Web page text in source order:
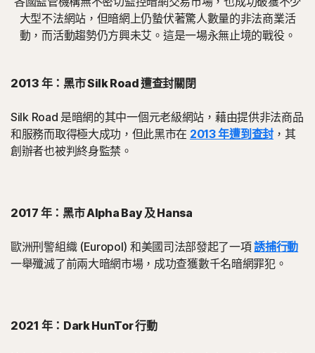
大型不法網站，但暗網上仍蟄伏著驚人數量的非法商業活
動，而活動趨勢仍方興未艾。這是一場永無止境的戰役。
2013 年：黑市 Silk Road 遭查封關閉
Silk Road 是暗網的其中一個元老級網站，藉由提供非法商品
和服務而取得極大成功，但此黑市在 2013 年遭到查封，其
創辦者也被判終身監禁。
2017 年：黑市 Alpha Bay 及 Hansa
歐洲刑警組織 (Europol) 和美國司法部發起了一項誘捕行動
一舉殲滅了前兩大暗網市場，成功查獲數千名暗網罪犯。
2021 年：Dark HunTor 行動